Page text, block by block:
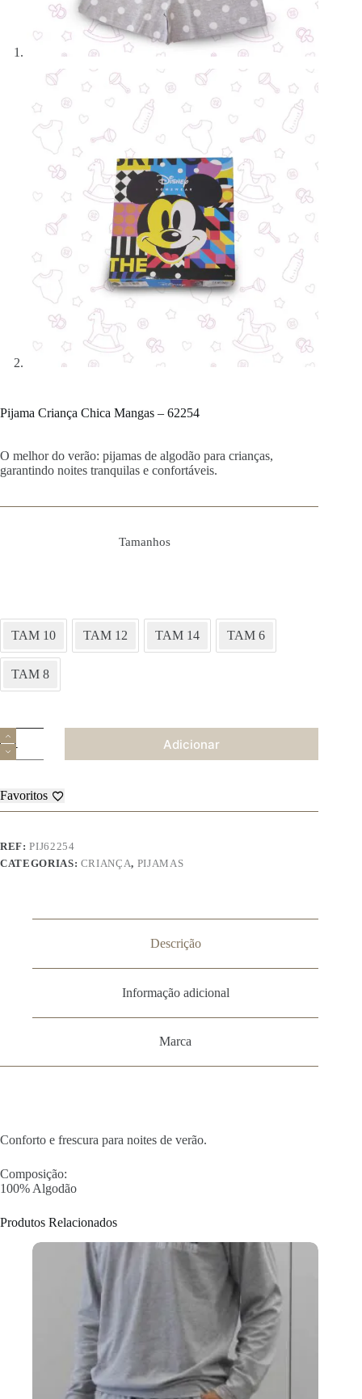
Pijama Criança Chica Mangas – 62254
O melhor do verão: pijamas de algodão para crianças,
garantindo noites tranquilas e confortáveis.
Tamanhos
TAM 10 TAM 12 TAM 14 TAM 6
TAM 8
Quantidade
de
Pijama
Chica
Mangas
-
Adicionar
Favoritos
REF:PIJ62254
CATEGORIAS: CRIANÇA, PIJAMAS
Descrição
Informação adicional
Marca
Conforto e frescura para noites de verão.
Composição:
100% Algodão
Produtos Relacionados